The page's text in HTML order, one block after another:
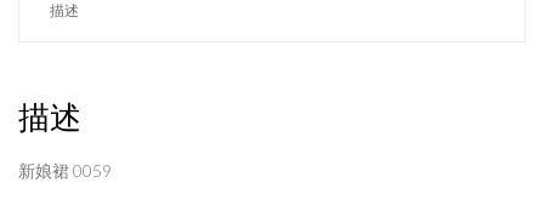
描述
描述
新娘裙 0059